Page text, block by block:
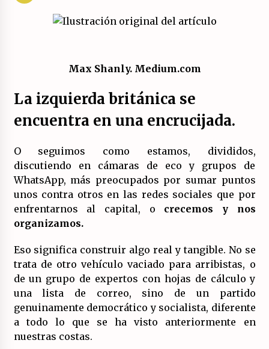
20/07/2026
¿Por qué la «unidad de las izquierdas» es un
callejón sin salida?
19/07/2026
Polarizada y movilizada, la ciudadanía no se
queda en casa.
19/07/2026
Llamamiento por el 18 julio del Encuentro
Estatal por la República.
La OTAN acelera la militarización industrial
con un nuevo modelo de producción
permanente.
16/07/2026
Actos en Valencia y Alicante contra la
represión del activismo por Palestina.
16/07/2026
Max Shanly. Medium.com
La izquierda británica se
encuentra en una encrucijada.
O seguimos como estamos, divididos,
discutiendo en cámaras de eco y grupos de
WhatsApp, más preocupados por sumar puntos
unos contra otros en las redes sociales que por
enfrentarnos al capital, o crecemos y nos
organizamos.
Eso significa construir algo real y tangible. No se
trata de otro vehículo vaciado para arribistas, o
de un grupo de expertos con hojas de cálculo y
una lista de correo, sino de un partido
genuinamente democrático y socialista, diferente
a todo lo que se ha visto anteriormente en
nuestras costas.